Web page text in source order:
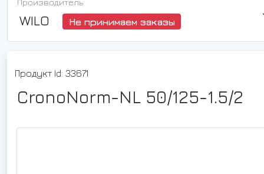
WILO Не принимаем заказы
Продукт Id: 33671
CronoNorm-NL 50/125-1.5/2